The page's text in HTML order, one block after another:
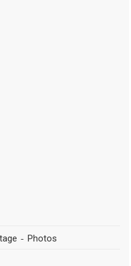
- Photos